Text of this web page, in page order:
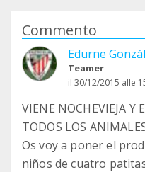
Commento
Edurne
Teamer
il 30/12/2015 alle
VIENE NOCHEVIEJA Y
TODOS LOS
Os voy a poner el
niños de cuatro